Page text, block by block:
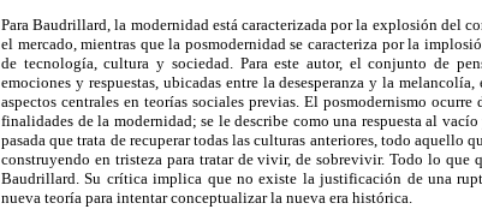
Para Baudrillard, la modernidad está caracterizada por la explosión del
el mercado, mientras que la posmodernidad se caracteriza por la
de tecnología, cultura y sociedad. Para este autor, el conjunto de
emociones y respuestas, ubicadas entre la desesperanza y la
aspectos centrales en teorías sociales previas. El posmodernismo
finalidades de la modernidad; se le describe como una respuesta al
pasada que trata de recuperar todas las culturas anteriores, todo aquello
construyendo en tristeza para tratar de vivir, de sobrevivir. Todo lo que
Baudrillard. Su crítica implica que no existe la justificación de una
nueva teoría para intentar conceptualizar la nueva era histórica.